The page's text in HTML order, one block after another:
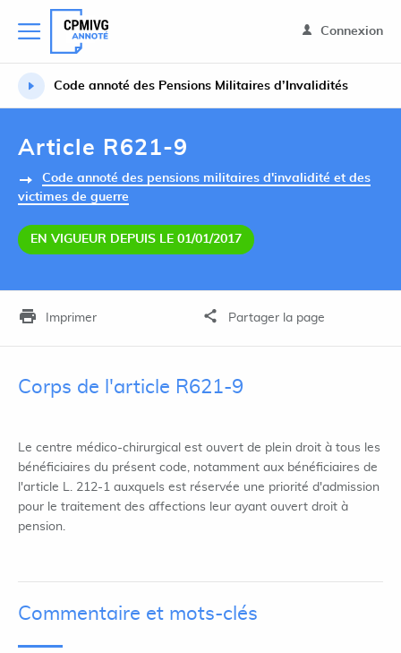
Connexion
Code annoté des Pensions Militaires d’Invalidités
Article R621-9
Code annoté des pensions militaires d'invalidité et des
victimes de guerre
EN VIGUEUR DEPUIS LE 01/01/2017
Imprimer Partager la page
Corps de l'article R621-9
Le centre médico-chirurgical est ouvert de plein droit à tous les
bénéficiaires du présent code, notamment aux bénéficiaires de
l'article L. 212-1 auxquels est réservée une priorité d'admission
pour le traitement des affections leur ayant ouvert droit à
pension.
Commentaire et mots-clés